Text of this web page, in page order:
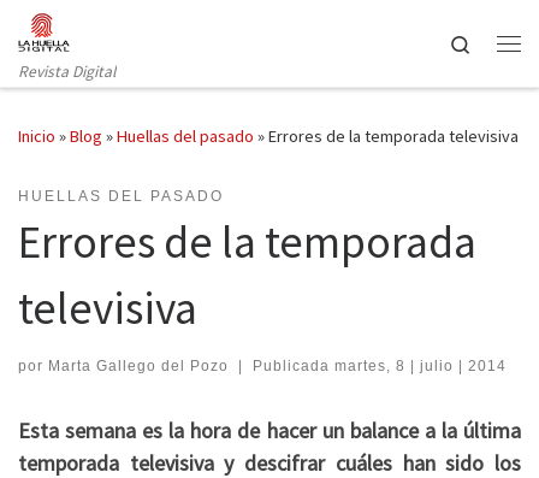
Saltar al contenido
Revista Digital
Search
Inicio »Blog »Huellas del pasado »Errores de la temporada televisiva
HUELLAS DEL PASADO
Errores de la temporada
televisiva
por Marta Gallego del Pozo | Publicada martes, 8 | julio | 2014
Esta semana es la hora de hacer un balance a la última
temporada televisiva y descifrar cuáles han sido los